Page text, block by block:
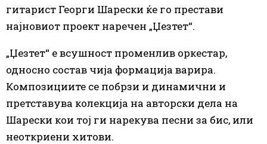
гитарист Георги Шарески ќе го престави
најновиот проект наречен „Џезтет“.
„Џезтет“ е всушност променлив оркестар,
односно состав чија формација варира.
Композициите се побрзи и динамични и
претставува колекција на авторски дела на
Шарески кои тој ги нарекува песни за бис, или
неоткриени хитови.